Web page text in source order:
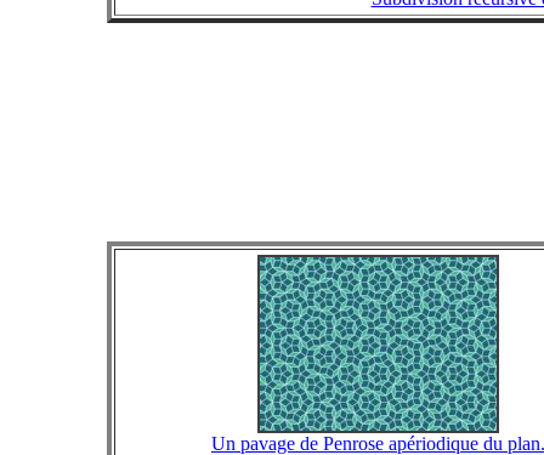
Un pavage de Penrose apériodique du plan.